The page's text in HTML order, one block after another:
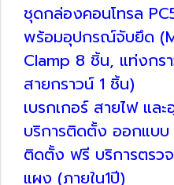
ชุดกล่องคอนโทรล
พร้อมอุปกรณ์จับยึด
Clamp 8 ชิ้น, แท่งกร
สายกราวน์ 1 ชิ้น)
เบรกเกอร์ สายไฟ แล
บริการติดตั้ง ออกแบบ
ติดตั้ง ฟรี บริการตรว
แผง (ภายใน1ปี)